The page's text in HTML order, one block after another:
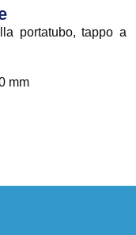
portatubo, tappo a
mm